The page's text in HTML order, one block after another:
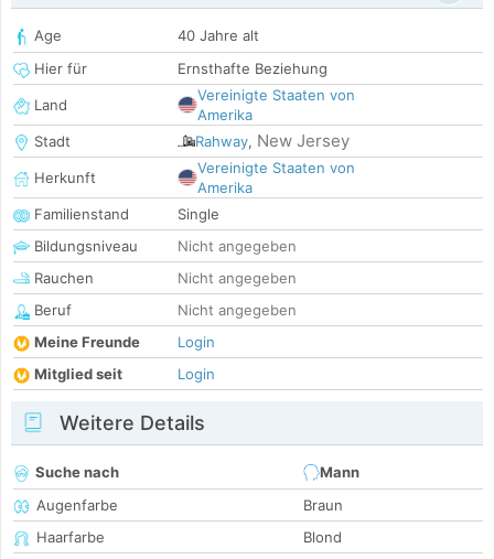
Age
40 Jahre alt
Hier für
Ernsthafte Beziehung
Land
Vereinigte Staaten von
Amerika
Stadt
Rahway, New Jersey
Herkunft
Vereinigte Staaten von
Amerika
Familienstand
Single
Bildungsniveau
Nicht angegeben
Rauchen
Nicht angegeben
Beruf
Nicht angegeben
Meine Freunde
Login
Mitglied seit
Login
Weitere Details
Suche nach
Mann
Augenfarbe
Braun
Haarfarbe
Blond